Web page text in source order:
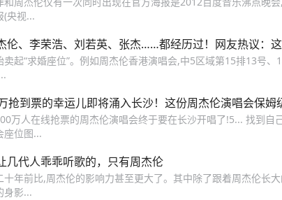
(央视...
伦、李荣浩、刘若英、张杰……都经历过！网友热议：这
卖起“求婚座位”。例如周杰伦香港演唱会,中5区域第15排13号、
抢到票的幸运儿即将涌入长沙！这份周杰伦演唱会保姆
万人在线抢票的周杰伦演唱会终于要在长沙开唱了!5... 找到
座位图...
几代人乖乖听歌的，只有周杰伦
十年前比,周杰伦的影响力甚至更大了。其中除了跟着周杰伦长
身影...